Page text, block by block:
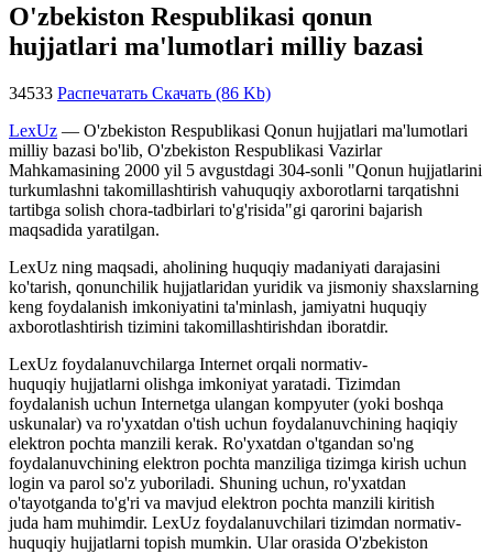
O'zbekiston Respublikasi qonun
hujjatlari ma'lumotlari milliy bazasi
34533 Распечатать Скачать (86 Kb)
LexUz — O'zbekiston Respublikasi Qonun hujjatlari ma'lumotlari
milliy bazasi bo'lib, O'zbekiston Respublikasi Vazirlar
Mahkamasining 2000 yil 5 avgustdagi 304-sonli "Qonun hujjatlarini
turkumlashni takomillashtirish vahuquqiy axborotlarni tarqatishni
tartibga solish chora-tadbirlari to'g'risida"gi qarorini bajarish
maqsadida yaratilgan.
LexUz ning maqsadi, aholining huquqiy madaniyati darajasini
ko'tarish, qonunchilik hujjatlaridan yuridik va jismoniy shaxslarning
keng foydalanish imkoniyatini ta'minlash, jamiyatni huquqiy
axborotlashtirish tizimini takomillashtirishdan iboratdir.
LexUz foydalanuvchilarga Internet orqali normativ-
huquqiy hujjatlarni olishga imkoniyat yaratadi. Tizimdan
foydalanish uchun Internetga ulangan kompyuter (yoki boshqa
uskunalar) va ro'yxatdan o'tish uchun foydalanuvchining haqiqiy
elektron pochta manzili kerak. Ro'yxatdan o'tgandan so'ng
foydalanuvchining elektron pochta manziliga tizimga kirish uchun
login va parol so'z yuboriladi. Shuning uchun, ro'yxatdan
o'tayotganda to'g'ri va mavjud elektron pochta manzili kiritish
juda ham muhimdir. LexUz foydalanuvchilari tizimdan normativ-
huquqiy hujjatlarni topish mumkin. Ular orasida O'zbekiston